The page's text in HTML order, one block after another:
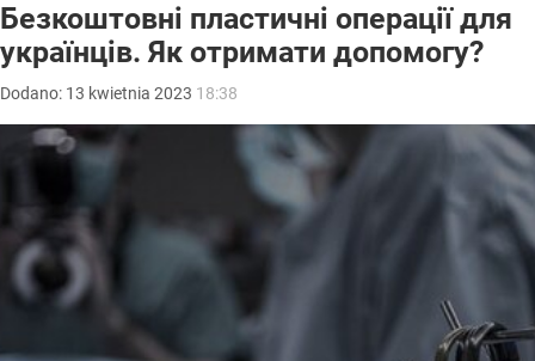
Безкоштовні пластичні операції для
українців. Як отримати допомогу?
Dodano: 13 kwietnia 2023 18:38